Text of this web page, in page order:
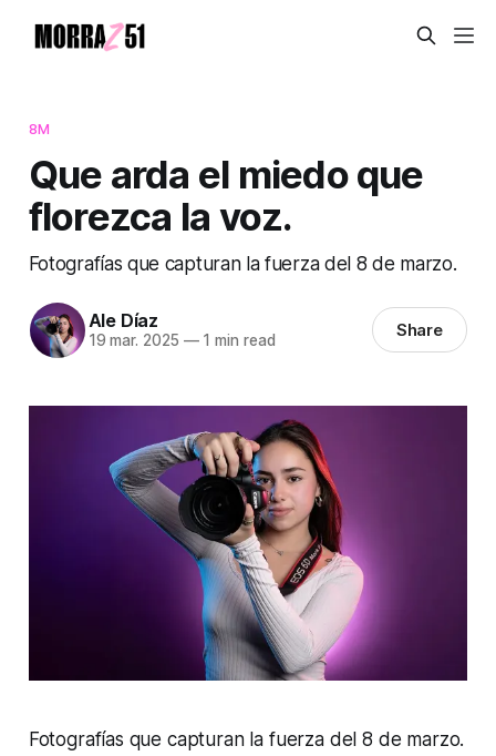
8M
Que arda el miedo que
florezca la voz.
Fotografías que capturan la fuerza del 8 de marzo.
Ale Díaz
19 mar. 2025 —1 min read Share
Fotografías que capturan la fuerza del 8 de marzo.